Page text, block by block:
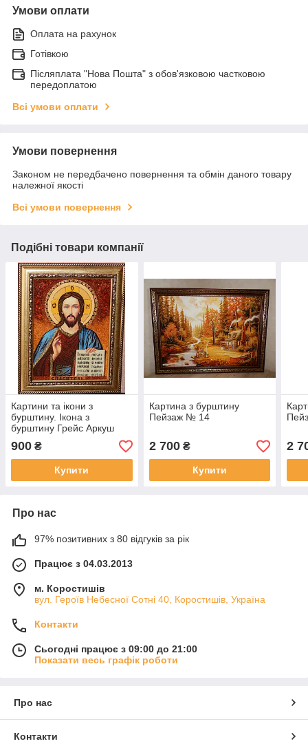
Умови оплати
Оплата на рахунок
Готівкою
Післяплата "Нова Пошта" з обов'язковою частковою
передоплатою
Всі умови оплати
Умови повернення
Законом не передбачено повернення та обмін даного товару
належної якості
Всі умови повернення
Подібні товари компанії
Картини та ікони з
бурштину. Ікона з
бурштину Грейс Аркуш
900 ₴
Купити
Картина з бурштину
Пейзаж № 14
2 700₴
Купити
2
Про нас
97% позитивних з 80 відгуків за рік
Працює з 04.03.2013
м. Коростишів
вул. Героїв Небесної Сотні 40, Коростишів, Україна
Контакти
Сьогодні працює з 09:00 до 21:00
Показати весь графік роботи
Про нас
Контакти